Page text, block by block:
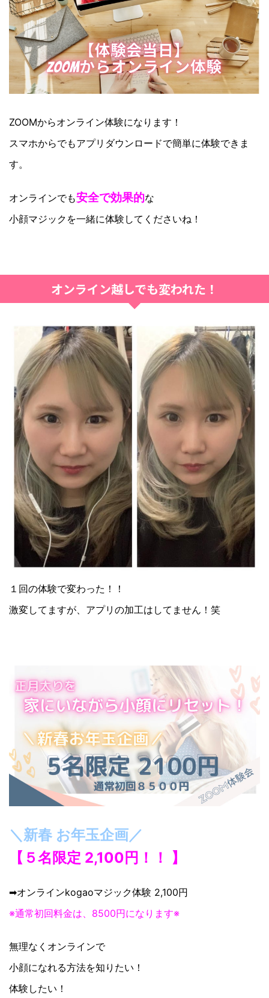
ZOOMからオンライン体験になります！
スマホからでもアプリダウンロードで簡単に体験できま
す。
オンラインでも安全で効果的な
小顔マジックを一緒に体験してくださいね！
オンライン越しでも変われた！
１回の体験で変わった！！
激変してますが、アプリの加工はしてません！笑
＼新春 お年玉企画／
【５名限定 2,100円！！ 】
➡︎オンラインkogaoマジック体験 2,100円
※通常初回料金は、8500円になります※
無理なくオンラインで
小顔になれる方法を知りたい！
体験したい！